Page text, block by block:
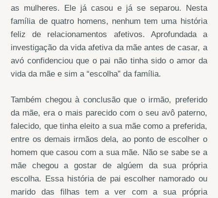
as mulheres. Ele já casou e já se separou. Nesta
família de quatro homens, nenhum tem uma história
feliz de relacionamentos afetivos. Aprofundada a
investigação da vida afetiva da mãe antes de casar, a
avó confidenciou que o pai não tinha sido o amor da
vida da mãe e sim a “escolha” da família.
Também chegou à conclusão que o irmão, preferido
da mãe, era o mais parecido com o seu avô paterno,
falecido, que tinha eleito a sua mãe como a preferida,
entre os demais irmãos dela, ao ponto de escolher o
homem que casou com a sua mãe. Não se sabe se a
mãe chegou a gostar de algúem da sua própria
escolha. Essa história de pai escolher namorado ou
marido das filhas tem a ver com a sua própria